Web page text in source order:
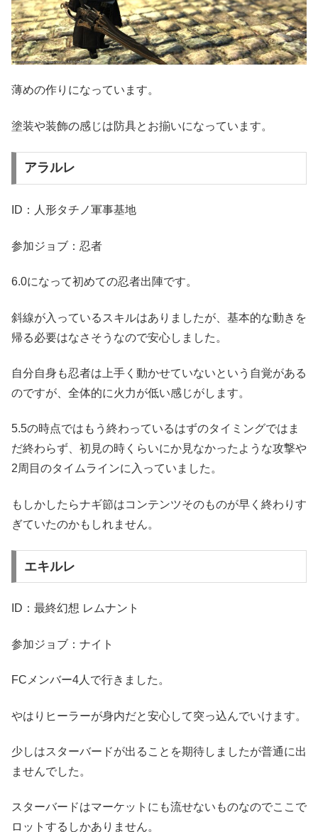
薄めの作りになっています。
塗装や装飾の感じは防具とお揃いになっています。
アラルレ
ID：人形タチノ軍事基地
参加ジョブ：忍者
6.0になって初めての忍者出陣です。
斜線が入っているスキルはありましたが、基本的な動きを
帰る必要はなさそうなので安心しました。
自分自身も忍者は上手く動かせていないという自覚がある
のですが、全体的に火力が低い感じがします。
5.5の時点ではもう終わっているはずのタイミングではま
だ終わらず、初見の時くらいにか見なかったような攻撃や
2周目のタイムラインに入っていました。
もしかしたらナギ節はコンテンツそのものが早く終わりす
ぎていたのかもしれません。
エキルレ
ID：最終幻想 レムナント
参加ジョブ：ナイト
FCメンバー4人で行きました。
やはりヒーラーが身内だと安心して突っ込んでいけます。
少しはスターバードが出ることを期待しましたが普通に出
ませんでした。
スターバードはマーケットにも流せないものなのでここで
ロットするしかありません。